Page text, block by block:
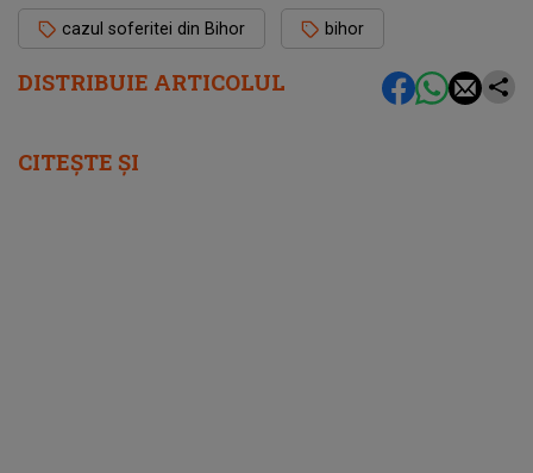
DISTRIBUIE ARTICOLUL
cazul soferitei din Bihor bihor
CITEȘTE ȘI